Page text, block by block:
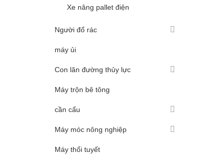
Xe nâng pallet điện
Người đổ rác
máy ủi
Con lăn đường thủy lực
Máy trộn bê tông
cần cẩu
Máy móc nông nghiệp
Máy thổi tuyết